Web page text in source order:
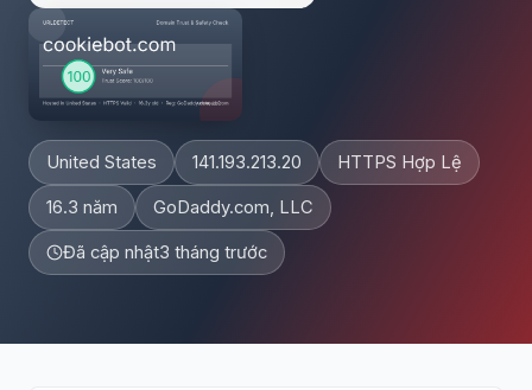
United States 141.193.213.20 HTTPS Hợp Lệ
16.3 năm GoDaddy.com, LLC
Đã cập nhật3 tháng trước